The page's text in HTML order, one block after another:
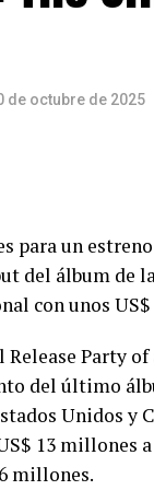
de octubre de 2025
para un
del álbum
con unos
Party
del último
Unidos
13 millones
millones.